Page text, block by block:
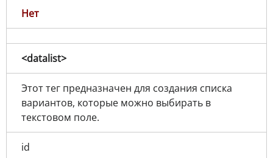
Нет
<datalist>
Этот тег предназначен для создания списка
вариантов, которые можно выбирать в
текстовом поле.
id